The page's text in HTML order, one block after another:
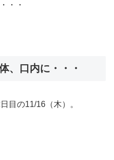
・・
、口内に・・・
目の11/16（木）。